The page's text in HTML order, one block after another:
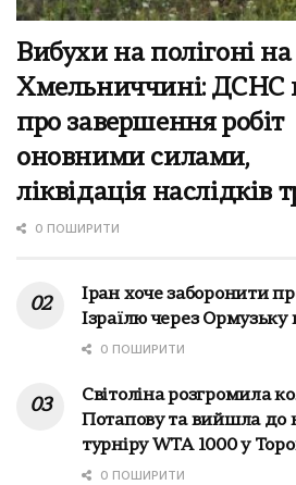
Вибухи на полігоні на
Хмельниччині: ДСНС
про завершення робіт
оновними силами,
ліквідація наслідків
0 ПОШИРИТИ
Іран хоче заборонити
Ізраїлю через Ормузьку
0 ПОШИРИТИ
Світоліна розгромила
Потапову та вийшла до
турніру WTA 1000 у
0 ПОШИРИТИ